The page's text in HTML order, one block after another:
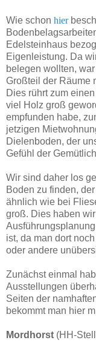
Wie schon hier
Edelsteinhaus
Eigenleistung. Da
belegen wollten,
Großteil der Räume
Dies rührt zum
viel Holz groß
empfunden habe,
jetzigen
Dielenboden, der
Gefühl der
Wir sind daher los
Boden zu finden,
ähnlich wie bei
groß. Dies haben
ist, da man dort
oder andere
Zunächst einmal
Ausstellungen
Seiten der
bekommt man hier
Mordhorst (HH-